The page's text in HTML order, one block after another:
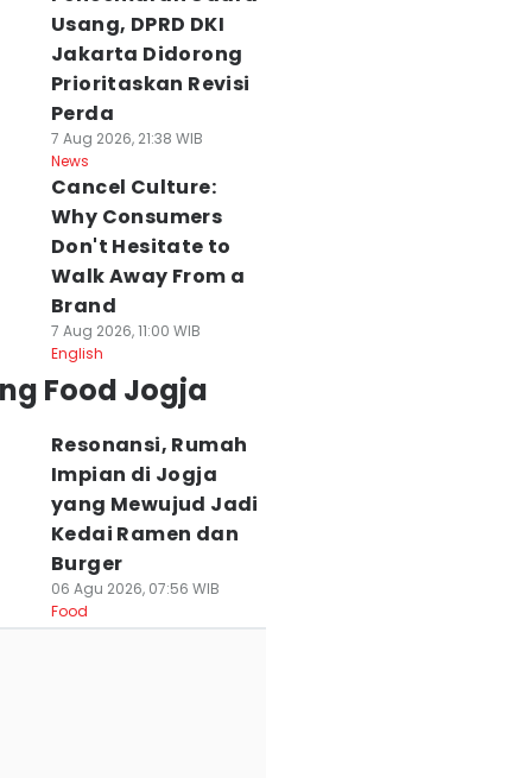
Usang, DPRD DKI
Jakarta Didorong
Prioritaskan Revisi
Perda
7 Aug 2026, 21:38 WIB
News
Cancel Culture:
Why Consumers
Don't Hesitate to
Walk Away From a
Brand
7 Aug 2026, 11:00 WIB
English
Food Jogja
Resonansi, Rumah
Impian di Jogja
yang Mewujud Jadi
Kedai Ramen dan
Burger
06 Agu 2026, 07:56 WIB
Food